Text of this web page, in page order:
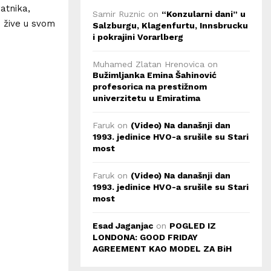
u svom
Samir Ruznic on “Konzularni dani” u
Salzburgu, Klagenfurtu, Innsbrucku
i pokrajini Vorarlberg
Muhamed Zlatan Hrenovica on
Bužimljanka Emina Šahinović
profesorica na prestižnom
univerzitetu u Emiratima
Faruk on (Video) Na današnji dan
1993. jedinice HVO-a srušile su Stari
most
Faruk on (Video) Na današnji dan
1993. jedinice HVO-a srušile su Stari
most
Esad Jaganjac on POGLED IZ
LONDONA: GOOD FRIDAY
AGREEMENT KAO MODEL ZA BiH